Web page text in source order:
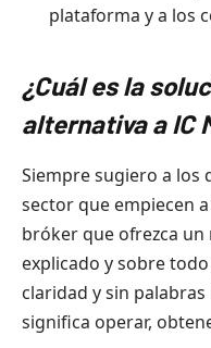
plataforma y a los
¿Cuál es la
alternativa a IC
Siempre sugiero a los
sector que empiecen
bróker que ofrezca
explicado y sobre
claridad y sin
significa operar,